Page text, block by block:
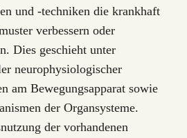
und -techniken die krankhaft
verbessern oder
Dies geschieht unter
neurophysiologischer
am Bewegungsapparat sowie
der Organsysteme.
der vorhandenen